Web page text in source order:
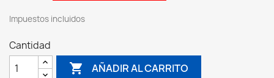
Impuestos incluidos
Cantidad
 AÑADIR AL CARRITO